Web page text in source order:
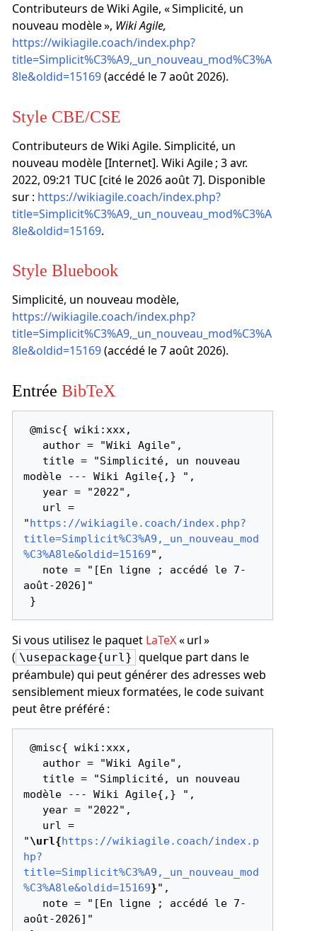
Contributeurs de Wiki Agile, « Simplicité, un
nouveau modèle », Wiki Agile,
https://wikiagile.coach/index.php?
title=Simplicit%C3%A9,_un_nouveau_mod%C3%A
8le&oldid=15169(accédé le 7 août 2026).
Style CBE/CSE
Contributeurs de Wiki Agile. Simplicité, un
nouveau modèle [Internet]. Wiki Agile ; 3 avr.
2022, 09:21 TUC [cité le 2026 août 7]. Disponible
sur : https://wikiagile.coach/index.php?
title=Simplicit%C3%A9,_un_nouveau_mod%C3%A
8le&oldid=15169.
Style Bluebook
Simplicité, un nouveau modèle,
https://wikiagile.coach/index.php?
title=Simplicit%C3%A9,_un_nouveau_mod%C3%A
8le&oldid=15169(accédé le 7 août 2026).
Entrée BibTeX
@misc{ wiki:xxx,
modèle --- Wiki Agile{,} ",
"https://wikiagile.coach/index.php?
title=Simplicit%C3%A9,_un_nouveau_mod
%C3%A8le&oldid=15169",
août-2026]"
Si vous utilisez le paquet LaTeX« url »
( \usepackage{url} quelque part dans le
préambule) qui peut générer des adresses web
sensiblement mieux formatées, le code suivant
peut être préféré :
@misc{ wiki:xxx,
modèle --- Wiki Agile{,} ",
"\url{https://wikiagile.coach/index.p
hp?
title=Simplicit%C3%A9,_un_nouveau_mod
%C3%A8le&oldid=15169}",
août-2026]"